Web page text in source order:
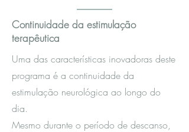
Continuidade da estimulação
terapêutica
Uma das características inovadoras deste
programa é a continuidade da
estimulação neurológica ao longo do
dia.
Mesmo durante o período de descanso,